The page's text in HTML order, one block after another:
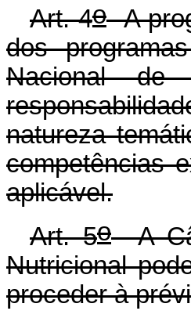
Art. 4oA
dos
Nacional de
natureza
competências
aplicável.
Art. 5oA
Nutricional
proceder à